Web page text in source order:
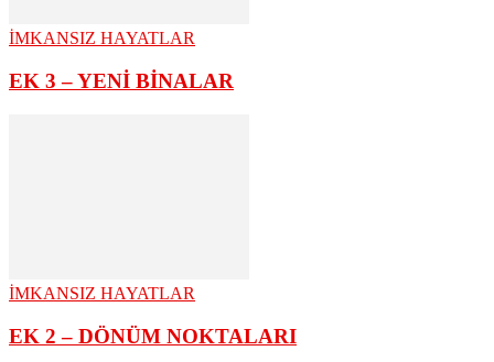
İMKANSIZ HAYATLAR
EK 3 – YENİ BİNALAR
İMKANSIZ HAYATLAR
EK 2 – DÖNÜM NOKTALARI